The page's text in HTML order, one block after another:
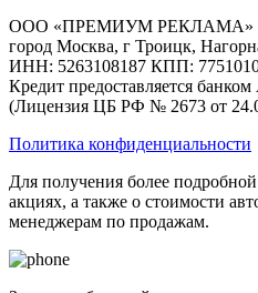
ООО «ПРЕМИУМ РЕКЛАМА»
город Москва, г Троицк,
ИНН: 5263108187 КПП:
Кредит предоставляется
(Лицензия ЦБ РФ № 2673 от
Политика конфиденциальности
Для получения более
акциях, а также о стоимости
менеджерам по продажам.